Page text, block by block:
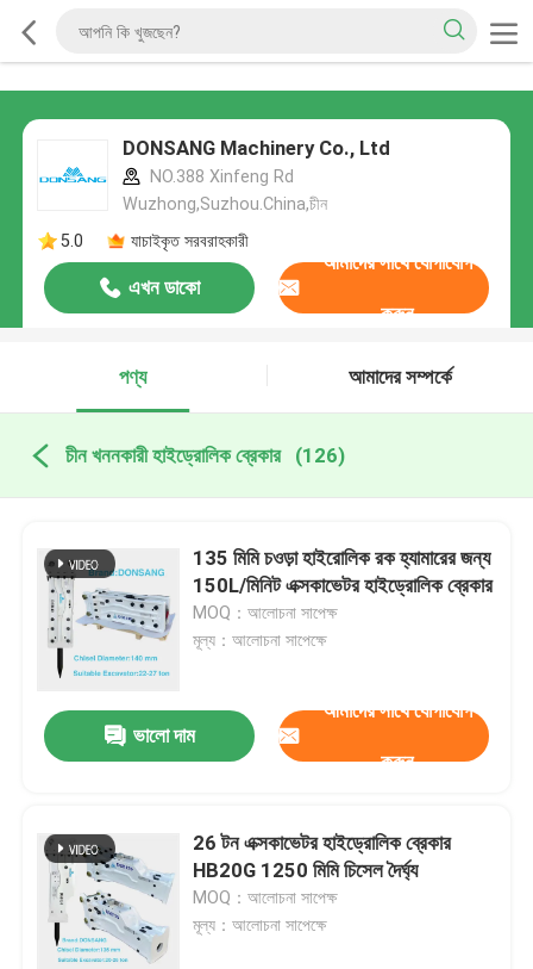
DONSANG Machinery Co., Ltd
NO.388 Xinfeng Rd
Wuzhong,Suzhou.China,চীন
5.0
যাচাইকৃত সরবরাহকারী
এখন ডাকো
আমাদের সাথে যোগাযোগ
করুন
পণ্য আমাদের সম্পর্কে
চীন খননকারী হাইড্রোলিক ব্রেকার (126)
135 মিমি চওড়া হাইরোলিক রক হ্যামারের জন্য
150L/মিনিট এক্সকাভেটর হাইড্রোলিক ব্রেকার
MOQ：আলোচনা সাপেক্ষ
মূল্য：আলোচনা সাপেক্ষে
ভালো দাম
আমাদের সাথে যোগাযোগ
করুন
26 টন এক্সকাভেটর হাইড্রোলিক ব্রেকার
HB20G 1250 মিমি চিসেল দৈর্ঘ্য
MOQ：আলোচনা সাপেক্ষ
মূল্য：আলোচনা সাপেক্ষে